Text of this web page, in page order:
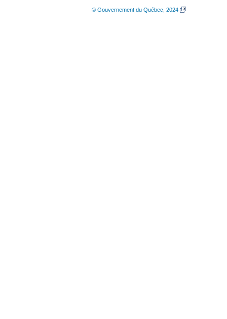
© Gouvernement du Québec, 2024